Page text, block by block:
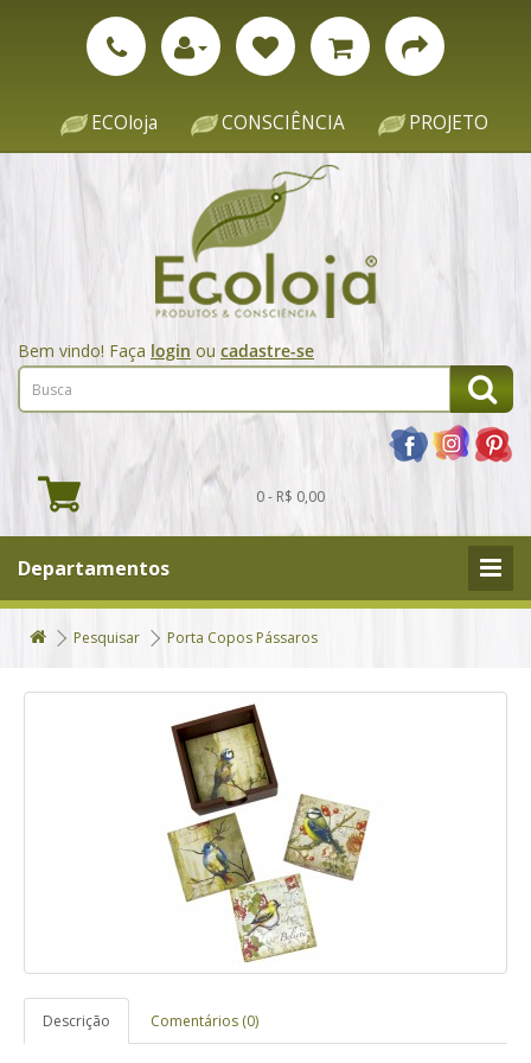
ECOloja CONSCIÊNCIA PROJETO
Bem vindo! Faça login ou cadastre-se
0 - R$ 0,00
Departamentos
Pesquisar Porta Copos Pássaros
Descrição Comentários (0)